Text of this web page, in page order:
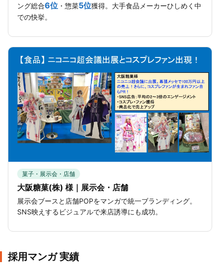
ング総合6位 ・惣菜5位獲得。大手食品メーカーひしめく中
での快挙。
菓子・展示会・店舗
大阪糖菓(株) 様｜展示会・店舗
展示会ブースと店舗POPをマンガで統一ブランディング。
SNS映えするビジュアルで来店誘導にも成功。
採用マンガ 実績